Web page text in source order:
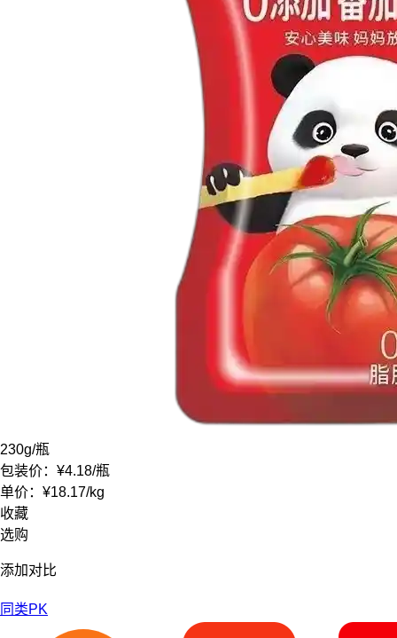
230g/瓶
包装价： ¥4.18/瓶
单价： ¥18.17/kg
收藏
选购
添加对比
同类PK